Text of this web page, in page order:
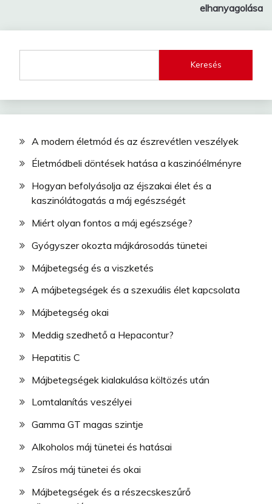
elhanyagolása
Keresés
A modern életmód és az észrevétlen veszélyek
Életmódbeli döntések hatása a kaszinóélményre
Hogyan befolyásolja az éjszakai élet és a
kaszinólátogatás a máj egészségét
Miért olyan fontos a máj egészsége?
Gyógyszer okozta májkárosodás tünetei
Májbetegség és a viszketés
A májbetegségek és a szexuális élet kapcsolata
Májbetegség okai
Meddig szedhető a Hepacontur?
Hepatitis C
Májbetegségek kialakulása költözés után
Lomtalanítás veszélyei
Gamma GT magas szintje
Alkoholos máj tünetei és hatásai
Zsíros máj tünetei és okai
Májbetegségek és a részecskeszűrő